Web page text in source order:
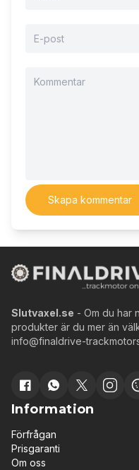
Skapa kommentar
Slutvaxel.se - Om du har
produkter är du mer än
info@finaldrive-
Information
Förfrågan
Prisgaranti
Om oss